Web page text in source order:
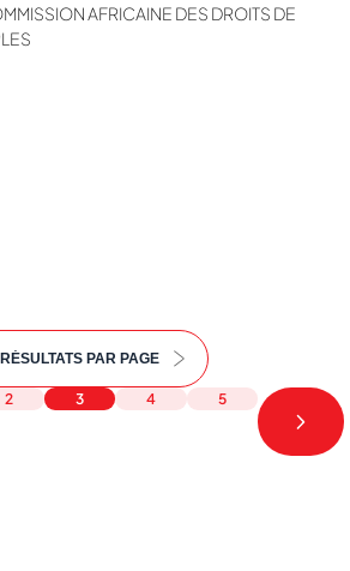
AFRICAINE DES DROITS DE
2 3 4 5